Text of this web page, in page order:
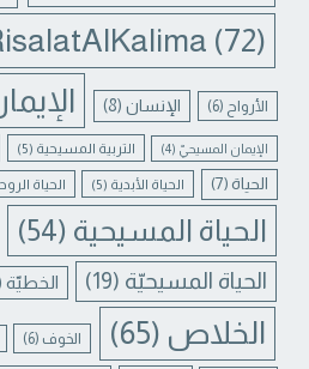
(72)
الأرواح (6) الإنسان(8)
الإيمان المسيحيّ (4) التربية المسيحية (5)
الحياة (7) الحياة الأبدية (5) الحياة
الحياة المسيحية (54)
الحياة المسيحيّة (19) الخطيّة
الخلاص (65) الخوف (6)